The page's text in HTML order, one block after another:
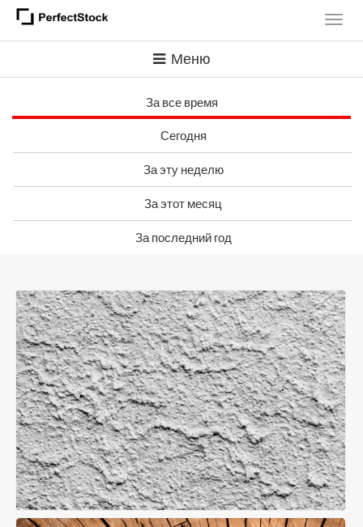
Меню
За все время
Сегодня
За эту неделю
За этот месяц
За последний год